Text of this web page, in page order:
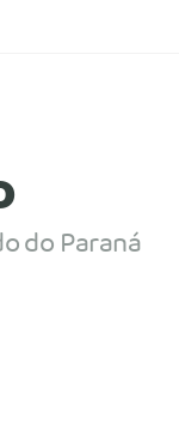
do Paraná